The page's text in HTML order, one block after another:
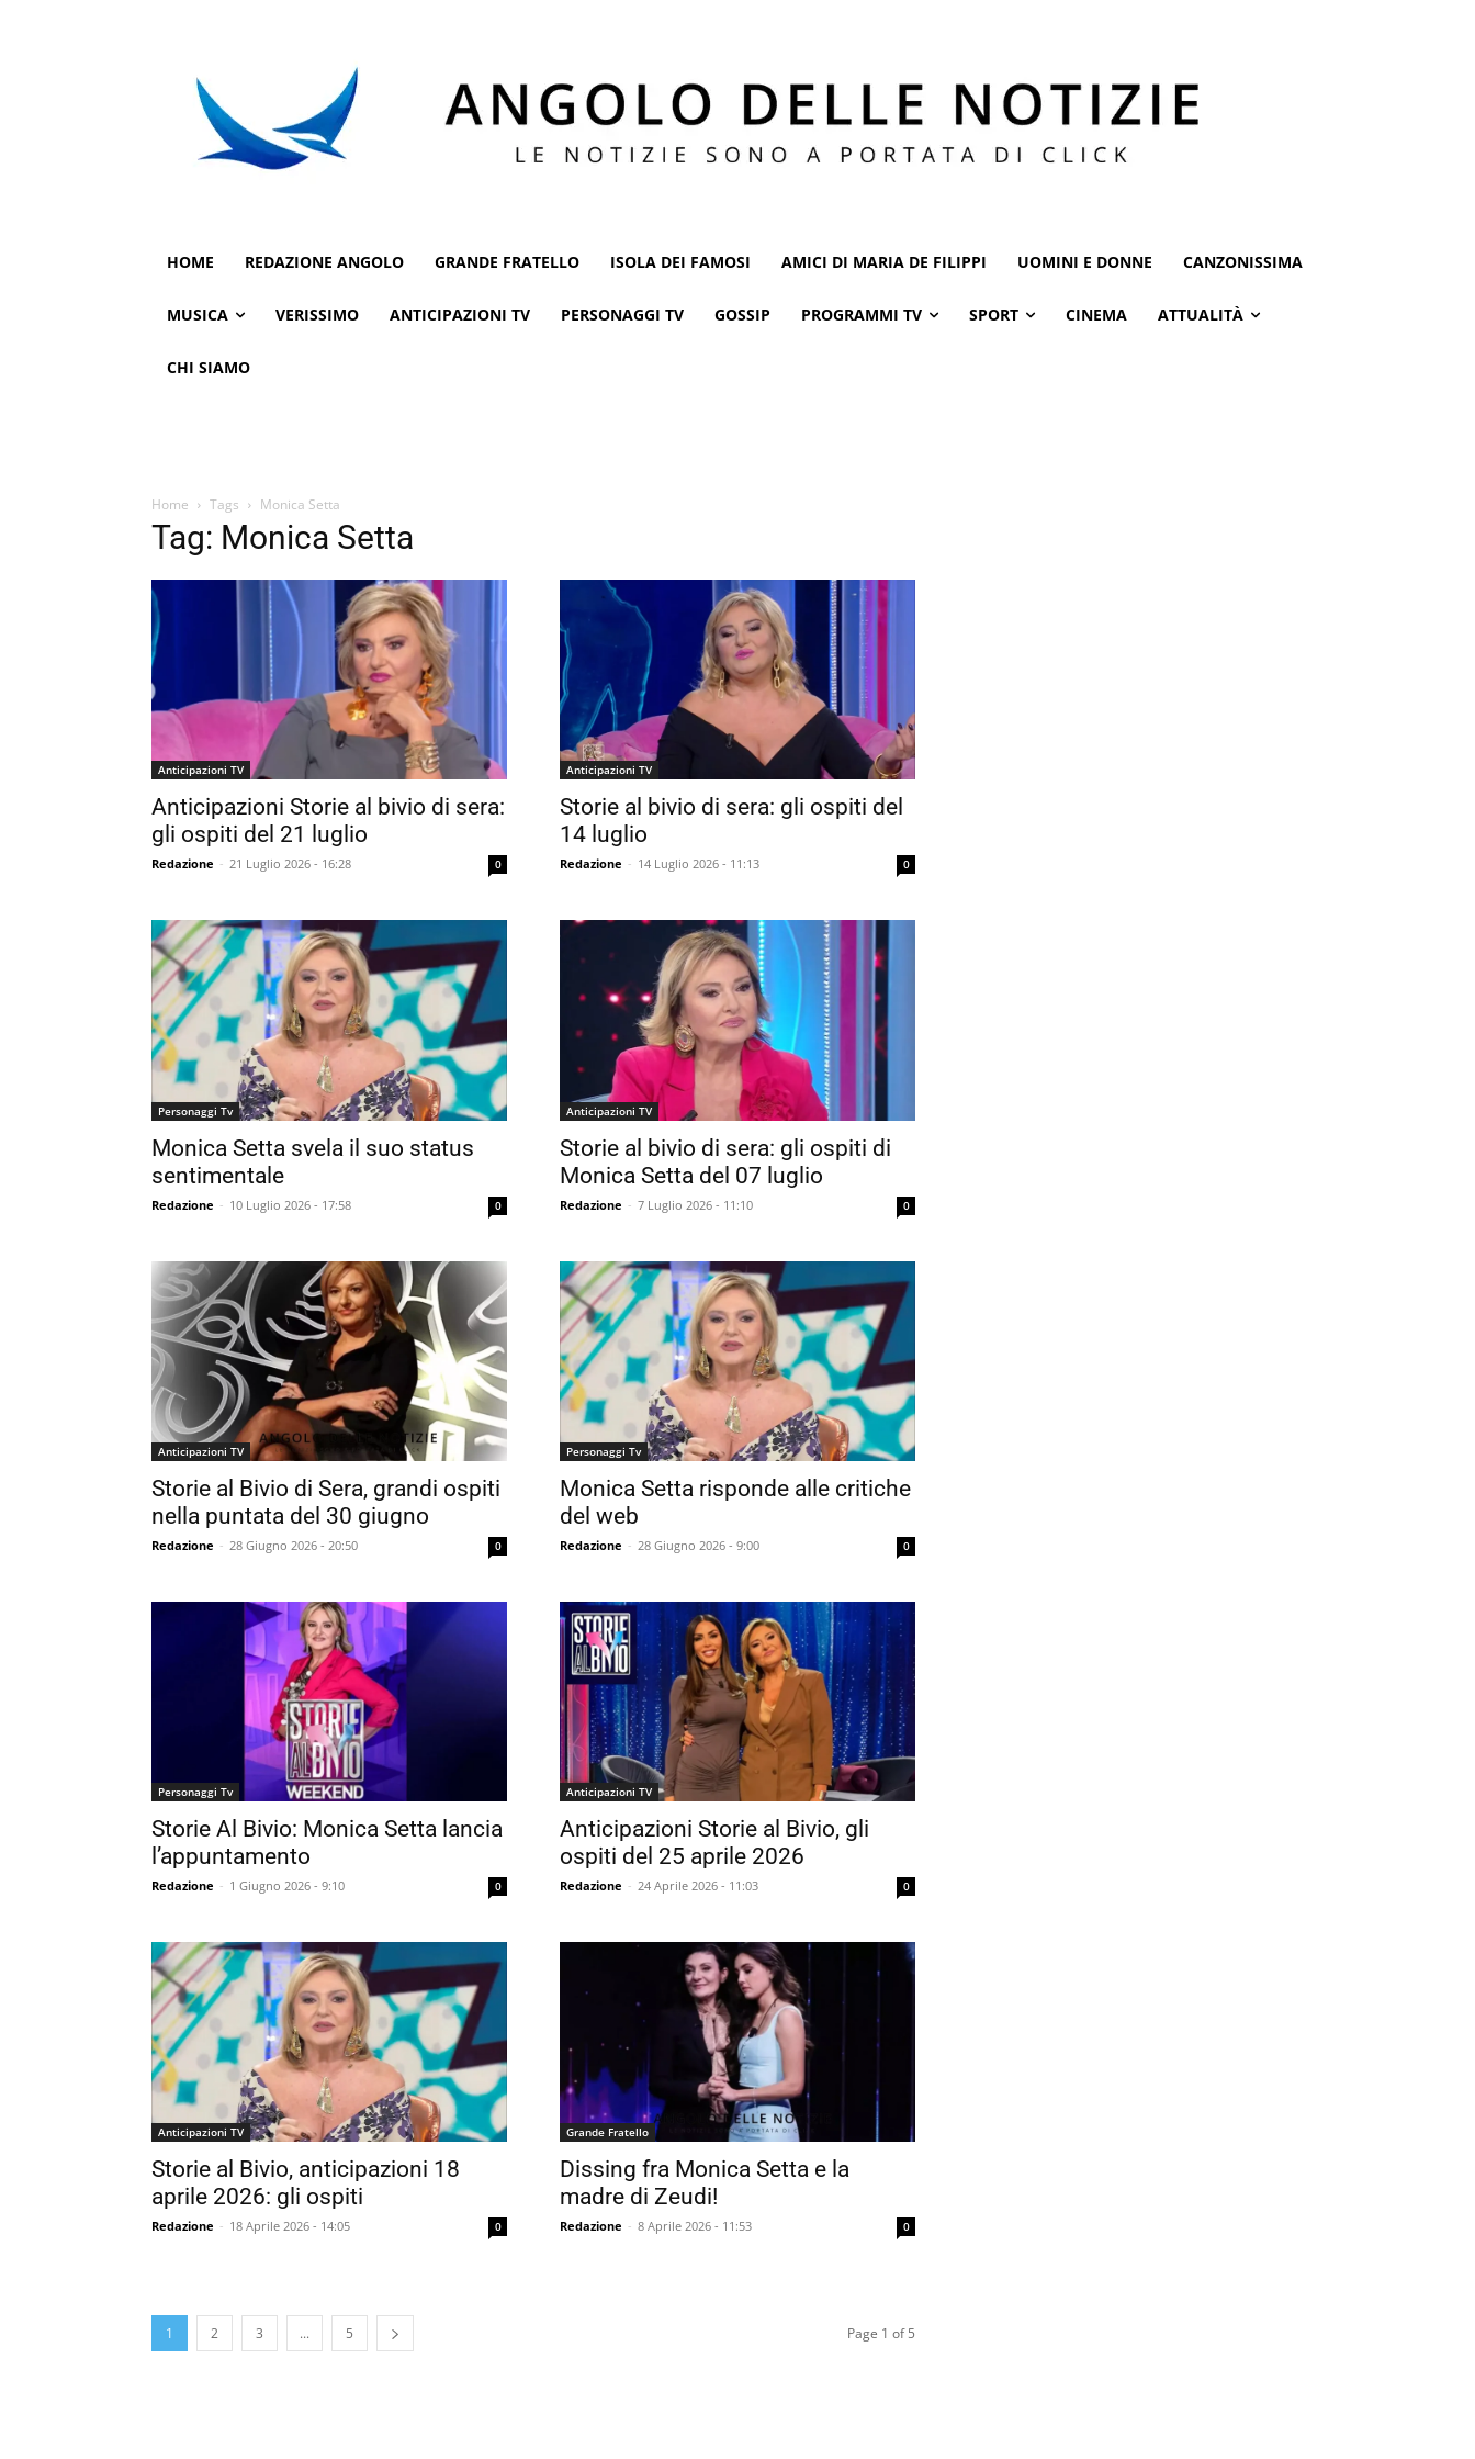
HOME REDAZIONE ANGOLO GRANDE FRATELLO ISOLA DEI FAMOSI AMICI DI MARIA DE FILIPPI UOMINI E DONNE CANZONISSIMA
MUSICA VERISSIMO ANTICIPAZIONI TV PERSONAGGI TV GOSSIP PROGRAMMI TV SPORT CINEMA ATTUALITÀ
CHI SIAMO
Home Tags Monica Setta
Tag: Monica Setta
Anticipazioni TV
Anticipazioni Storie al bivio di sera:
gli ospiti del 21 luglio
Redazione - 21 Luglio 2026 - 16:28 0
Anticipazioni TV
Storie al bivio di sera: gli ospiti del
14 luglio
Redazione - 14 Luglio 2026 - 11:13 0
Personaggi Tv
Monica Setta svela il suo status
sentimentale
Redazione - 10 Luglio 2026 - 17:58 0
Anticipazioni TV
Storie al bivio di sera: gli ospiti di
Monica Setta del 07 luglio
Redazione - 7 Luglio 2026 - 11:10 0
Anticipazioni TV
Storie al Bivio di Sera, grandi ospiti
nella puntata del 30 giugno
Redazione - 28 Giugno 2026 - 20:50 0
Personaggi Tv
Monica Setta risponde alle critiche
del web
Redazione - 28 Giugno 2026 - 9:00 0
Personaggi Tv
Storie Al Bivio: Monica Setta lancia
l’appuntamento
Redazione - 1 Giugno 2026 - 9:10 0
Anticipazioni TV
Anticipazioni Storie al Bivio, gli
ospiti del 25 aprile 2026
Redazione - 24 Aprile 2026 - 11:03 0
Anticipazioni TV
Storie al Bivio, anticipazioni 18
aprile 2026: gli ospiti
Redazione - 18 Aprile 2026 - 14:05 0
Grande Fratello
Dissing fra Monica Setta e la
madre di Zeudi!
Redazione - 8 Aprile 2026 - 11:53 0
1 2 3 ... 5 Page 1 of 5